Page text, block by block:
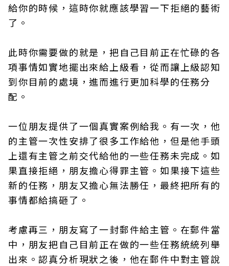
給你的時候，這時你就應該學習一下拒絕的藝術
了。
此時你需要做的就是，把自己目前正在忙碌的各
項事情如實地擺出來給上級看，從而讓上級認知
到你目前的處境，進而進行更加科學的任務分
配。
一位朋友提供了一個真實案例給我。有一次，他
的主管一次性安排了很多工作給他，但是他手頭
上還有主管之前交代給他的一些任務未完成。如
果直接拒絕，朋友擔心得罪主管。如果接下這些
新的任務，朋友又擔心無法勝任，最終把所有的
事情都給搞砸了。
考慮再三，朋友寫了一封郵件給主管。在郵件當
中，朋友把自己目前正在做的一些任務統統列舉
出來。認真分析現狀之後，他在郵件中對主管說